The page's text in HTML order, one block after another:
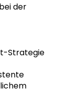
der
Strategie